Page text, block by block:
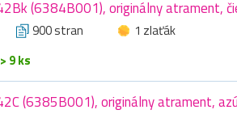
(6384B001), originálny atrament,
900 stran
1 zlaťák
9 ks
(6385B001), originálny atrament,